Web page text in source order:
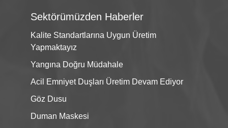
Sektörümüzden Haberler
Kalite Standartlarına Uygun Üretim
Yapmaktayız
Yangına Doğru Müdahale
Acil Emniyet Duşları Üretim Devam Ediyor
Göz Dusu
Duman Maskesi